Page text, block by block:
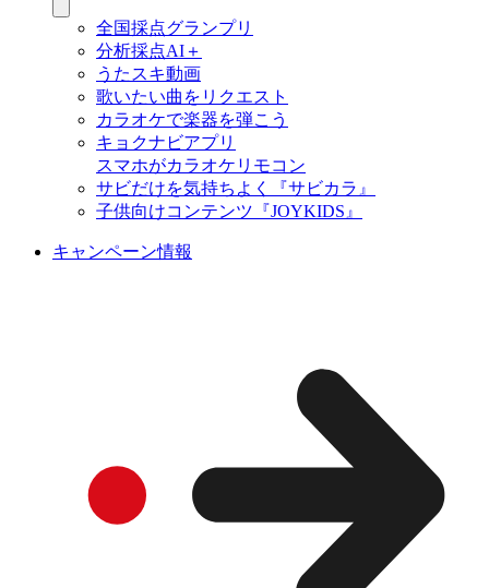
全国採点グランプリ
分析採点AI＋
うたスキ動画
歌いたい曲をリクエスト
カラオケで楽器を弾こう
キョクナビアプリ
スマホがカラオケリモコン
サビだけを気持ちよく『サビカラ』
子供向けコンテンツ『JOYKIDS』
キャンペーン情報